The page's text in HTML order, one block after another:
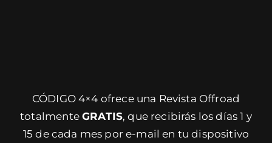
CÓDIGO 4×4 ofrece una Revista Offroad
totalmenteGRATIS, que recibirás los días 1 y
15 de cada mes por e-mail en tu dispositivo